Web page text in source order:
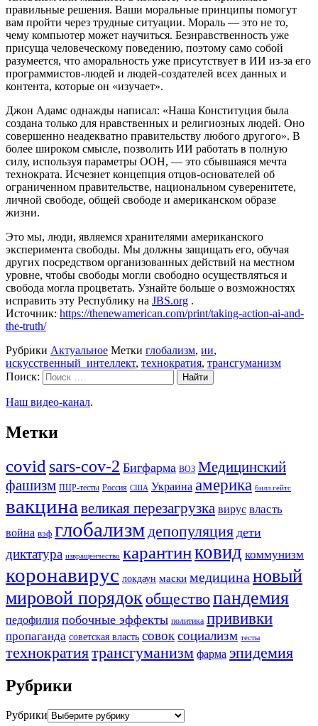
правильные решения. Ваши моральные принципы помогут
вам пройти через трудные ситуации. Мораль — это не то,
чему компьютер может научиться. Безнравственность уже
присуща человеческому поведению, поэтому само собой
разумеется, что аморальность уже присутствует в ИИ из-за его
программистов-людей и людей-создателей всех данных и
контента, которые он «изучает».
Джон Адамс однажды написал: «Наша Конституция была
создана только для нравственных и религиозных людей. Оно
совершенно неадекватно правительству любого другого». В
более широком смысле, позволить ИИ работать в полную
силу, используя параметры ООН, — это сбывшаяся мечта
технократа. Исчезнет концепция отцов-основателей об
ограниченном правительстве, национальном суверенитете,
личной свободе, общей свободе и американском образе
жизни.
Это мы, люди, являемся хранителями американского
эксперимента свободы. Мы должны защищать его, обучая
других посредством организованных действий на местном
уровне, чтобы свободы могли свободно осуществляться и
свобода могла процветать. Узнайте больше о возможностях
исправить эту Республику на JBS.org .
Источник: https://thenewamerican.com/print/taking-action-ai-and-
the-truth/
Рубрики Актуальное Метки глобализм, ии,
искусственный_интеллект, технократия, трансгуманизм
Поиск:
Наш видео-канал.
Метки
covid sars-cov-2 Бигфарма ВОЗ Медицинский
фашизм ПЦР-тесты Россия США Украина америка билл гейтс
вакцина великая перезагрузка вирус власть
война вэф глобализм депопуляция дети
диктатура извращенчество карантинковид коммунизм
коронавирус локдаун маски медицина новый
мировой порядок обществопандемия
педофилия побочные эффекты политика прививки
пропаганда советская власть совоксоциализм тесты
технократиятрансгуманизм фарма эпидемия
Рубрики
Рубрики